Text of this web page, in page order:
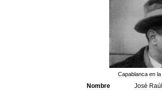
Capablanca en la
Nombre José Raúl